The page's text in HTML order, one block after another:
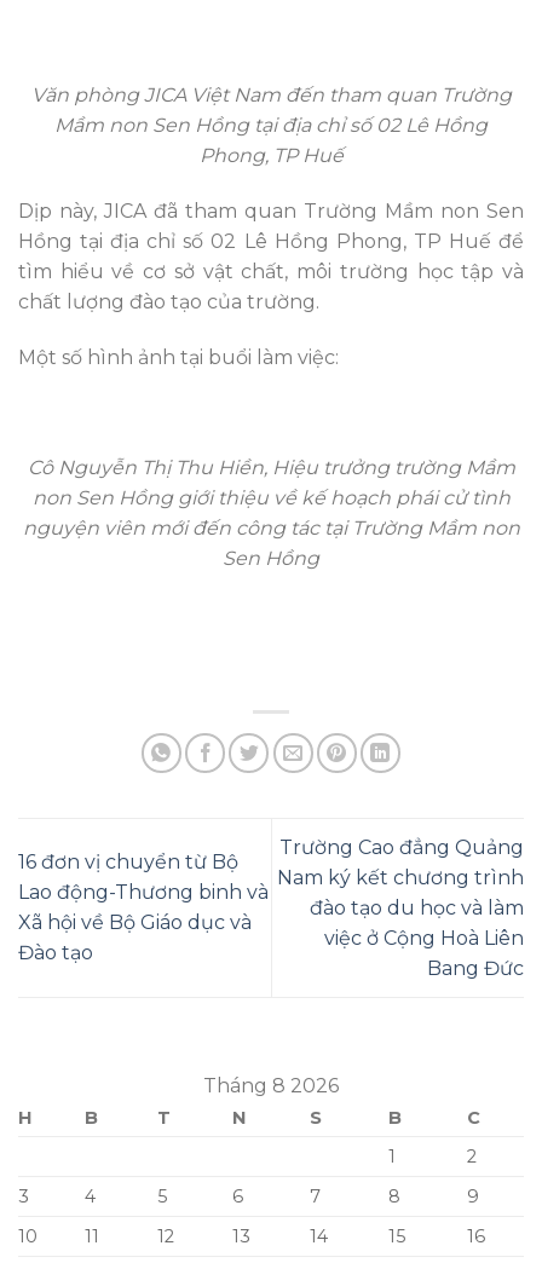
Văn phòng JICA Việt Nam đến tham quan Trường
Mầm non Sen Hồng tại địa chỉ số 02 Lê Hồng
Phong, TP Huế
Dịp này, JICA đã tham quan Trường Mầm non Sen
Hồng tại địa chỉ số 02 Lê Hồng Phong, TP Huế để
tìm hiểu về cơ sở vật chất, môi trường học tập và
chất lượng đào tạo của trường.
Một số hình ảnh tại buổi làm việc:
Cô Nguyễn Thị Thu Hiền, Hiệu trưởng trường Mầm
non Sen Hồng giới thiệu về kế hoạch phái cử tình
nguyện viên mới đến công tác tại Trường Mầm non
Sen Hồng
16 đơn vị chuyển từ Bộ
Lao động-Thương binh và
Xã hội về Bộ Giáo dục và
Đào tạo
Trường Cao đẳng Quảng
Nam ký kết chương trình
đào tạo du học và làm
việc ở Cộng Hoà Liên
Bang Đức
Tháng 8 2026
H B T N S B
C
1
2
3
4 5 6 7 8
9
10
11 12 13 14 15 16